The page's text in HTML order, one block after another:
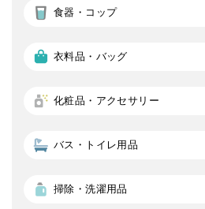
食器・コップ
衣料品・バッグ
化粧品・アクセサリー
バス・トイレ用品
掃除・洗濯用品